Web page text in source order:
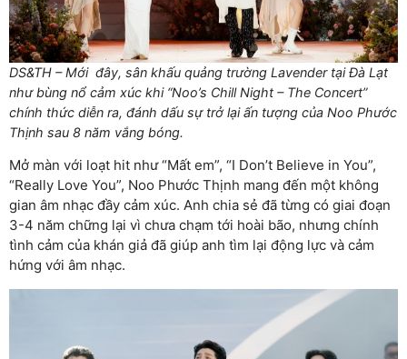
DS&TH – Mới đây, sân khấu quảng trường Lavender tại Đà Lạt
như bùng nổ cảm xúc khi “Noo’s Chill Night – The Concert”
chính thức diễn ra, đánh dấu sự trở lại ấn tượng của Noo Phước
Thịnh sau 8 năm vắng bóng.
Mở màn với loạt hit như “Mất em”, “I Don’t Believe in You”,
“Really Love You”, Noo Phước Thịnh mang đến một không
gian âm nhạc đầy cảm xúc. Anh chia sẻ đã từng có giai đoạn
3-4 năm chững lại vì chưa chạm tới hoài bão, nhưng chính
tình cảm của khán giả đã giúp anh tìm lại động lực và cảm
hứng với âm nhạc.